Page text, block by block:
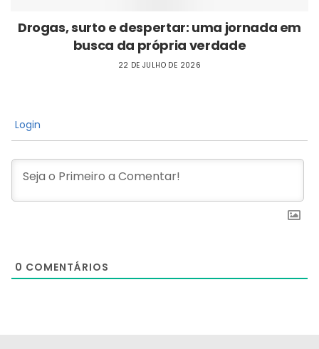
Drogas, surto e despertar: uma jornada em
busca da própria verdade
22 DE JULHO DE 2026
Login
0 COMENTÁRIOS